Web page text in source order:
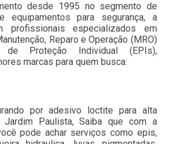
desde 1995 no segmento de
equipamentos para segurança, a
profissionais especializados em
Reparo e Operação (MRO)
de Proteção Individual (EPIs),
marcas para quem busca:
por adesivo loctite para alta
Jardim Paulista, Saiba que com a
pode achar serviços como epis,